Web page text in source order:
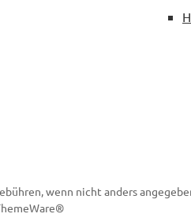
wenn nicht anders